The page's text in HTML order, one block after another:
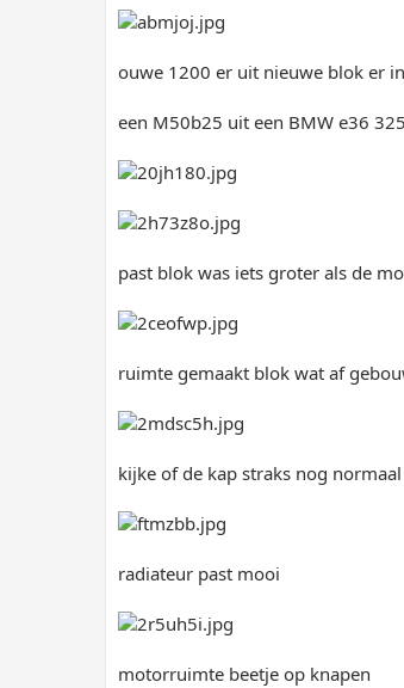
ouwe 1200 er uit nieuwe blok er in
een M50b25 uit een BMW e36
past blok was iets groter als de
ruimte gemaakt blok wat af
kijke of de kap straks nog
radiateur past mooi
motorruimte beetje op knapen